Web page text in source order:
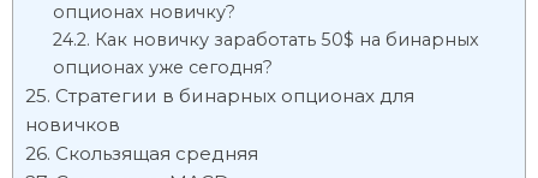
опционах новичку?
Как новичку заработать 50$ на бинарных
опционах уже сегодня?
Стратегии в бинарных опционах для
новичков
Скользящая средняя